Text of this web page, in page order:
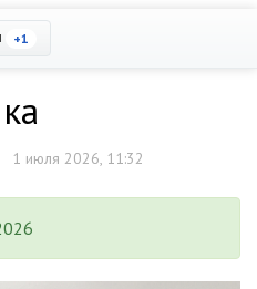
+1
1 июля 2026, 11:32